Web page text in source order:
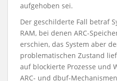
aufgehoben sei.
Der geschilderte Fall betraf
RAM, bei denen ARC-
erschien, das System aber
problematischen Zustand
auf blockierte Prozesse und
ARC- und dbuf-